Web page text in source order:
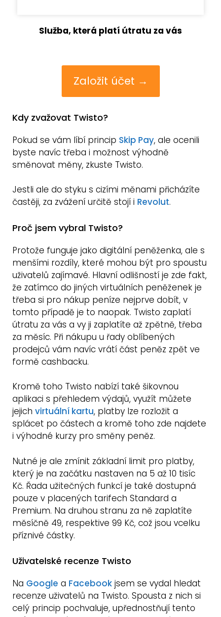
Služba, která platí útratu za vás
Založit účet →
Kdy zvažovat Twisto?
Pokud se vám líbí princip Skip Pay, ale ocenili
byste navíc třeba i možnost výhodně
směnovat měny, zkuste Twisto.
Jestli ale do styku s cizími měnami přicházíte
častěji, za zvážení určitě stojí i Revolut.
Proč jsem vybral Twisto?
Protože funguje jako digitální peněženka, ale s
menšími rozdíly, které mohou být pro spoustu
uživatelů zajímavé. Hlavní odlišností je zde fakt,
že zatímco do jiných virtuálních peněženek je
třeba si pro nákup peníze nejprve dobít, v
tomto případě je to naopak. Twisto zaplatí
útratu za vás a vy ji zaplatíte až zpětně, třeba
za měsíc. Při nákupu u řady oblíbených
prodejců vám navíc vrátí část peněz zpět ve
formě cashbacku.
Kromě toho Twisto nabízí také šikovnou
aplikaci s přehledem výdajů, využít můžete
jejich virtuální kartu, platby lze rozložit a
splácet po částech a kromě toho zde najdete
i výhodné kurzy pro směny peněz.
Nutné je ale zmínit základní limit pro platby,
který je na začátku nastaven na 5 až 10 tisíc
Kč. Řada užitečných funkcí je také dostupná
pouze v placených tarifech Standard a
Premium. Na druhou stranu za ně zaplatíte
měsíčně 49, respektive 99 Kč, což jsou vcelku
příznivé částky.
Uživatelské recenze Twisto
Na Google a Facebook jsem se vydal hledat
recenze uživatelů na Twisto. Spousta z nich si
celý princip pochvaluje, upřednostňují tento